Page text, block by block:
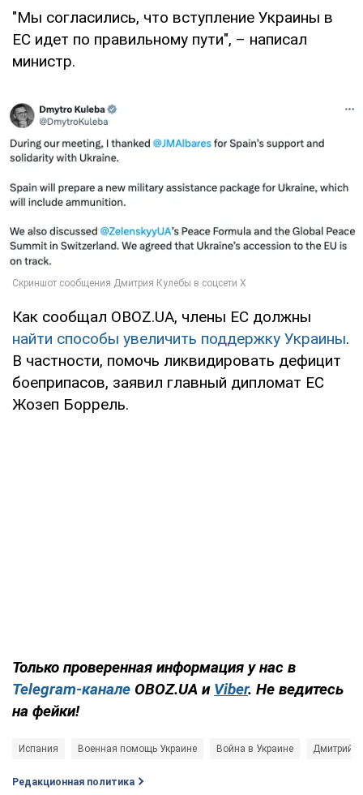
"Мы согласились, что вступление Украины в
ЕС идет по правильному пути", – написал
министр.
Как сообщал OBOZ.UA, члены ЕС должны
найти способы увеличить поддержку Украины.
В частности, помочь ликвидировать дефицит
боеприпасов, заявил главный дипломат ЕС
Жозеп Боррель.
Только проверенная информация у нас в
Telegram-канале OBOZ.UA и Viber. Не ведитесь
на фейки!
Испания Военная помощь Украине Война в Украине Дмитрий
Редакционная политика